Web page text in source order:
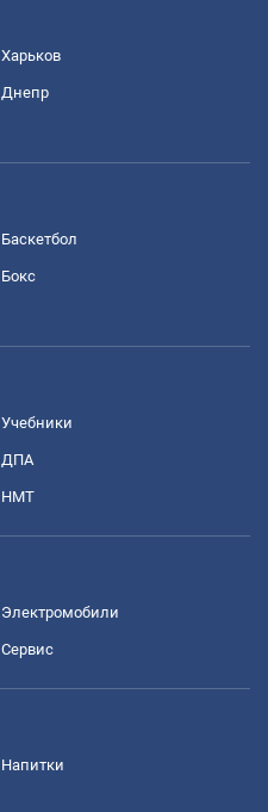
Харьков
Днепр
Баскетбол
Бокс
Учебники
ДПА
НМТ
Электромобили
Сервис
Напитки